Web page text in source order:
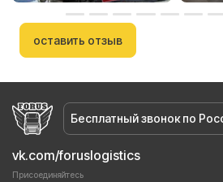
оставить отзыв
Бесплатный звонок по
vk.com/foruslogistics
Присоединяйтесь